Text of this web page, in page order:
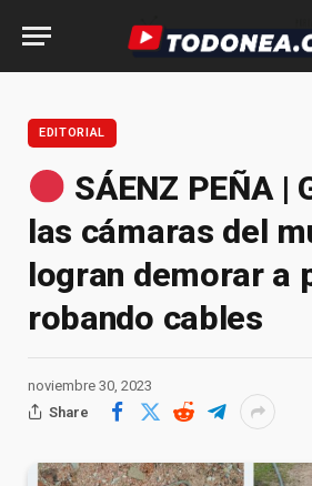
EDITORIAL
SÁENZ PEÑA |
las cámaras del
logran demorar a
robando cables
noviembre 30, 2023
Share